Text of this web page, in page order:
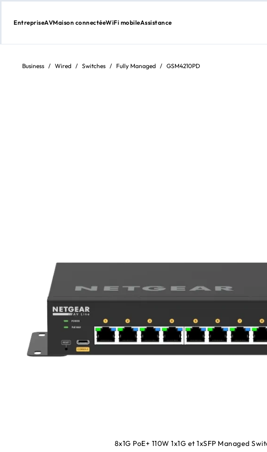
Aller
contenu
EntrepriseAVMaison connectéeWiFi mobileAssistance
Business / Wired / Switches / Fully Managed / GSM4210PD
8x1G PoE+ 110W 1x1G et 1xSFP Managed